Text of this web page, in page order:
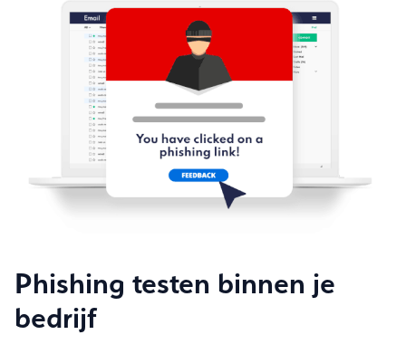
Phishing testen binnen je
bedrijf